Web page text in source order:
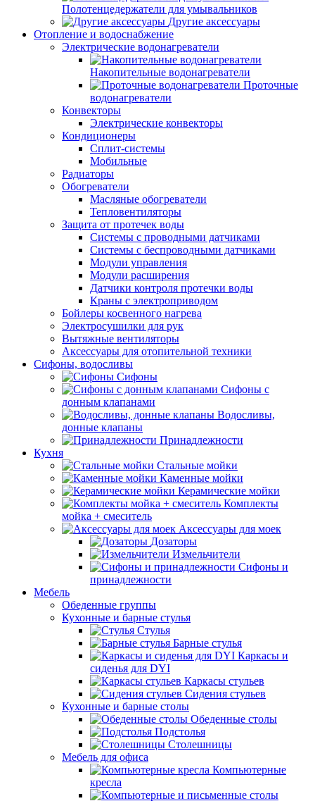
Полотенцедержатели для умывальников
Другие аксессуары
Отопление и водоснабжение
Электрические водонагреватели
Накопительные водонагреватели
Проточные
водонагреватели
Конвекторы
Электрические конвекторы
Кондиционеры
Сплит-системы
Мобильные
Радиаторы
Обогреватели
Масляные обогреватели
Тепловентиляторы
Защита от протечек воды
Системы с проводными датчиками
Системы с беспроводными датчиками
Модули управления
Модули расширения
Датчики контроля протечки воды
Краны с электроприводом
Бойлеры косвенного нагрева
Электросушилки для рук
Вытяжные вентиляторы
Аксессуары для отопительной техники
Сифоны, водосливы
Сифоны
Сифоны с
донным клапанами
Водосливы,
донные клапаны
Принадлежности
Кухня
Стальные мойки
Каменные мойки
Керамические мойки
Комплекты
мойка + смеситель
Аксессуары для моек
Дозаторы
Измельчители
Сифоны и
принадлежности
Мебель
Обеденные группы
Кухонные и барные стулья
Стулья
Барные стулья
Каркасы и
сиденья для DYI
Каркасы стульев
Сидения стульев
Кухонные и барные столы
Обеденные столы
Подстолья
Столешницы
Мебель для офиса
Компьютерные
кресла